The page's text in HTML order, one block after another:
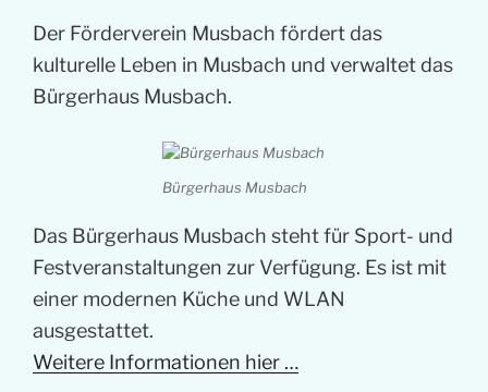
Der Förderverein Musbach fördert das
kulturelle Leben in Musbach und verwaltet das
Bürgerhaus Musbach.
Bürgerhaus Musbach
Das Bürgerhaus Musbach steht für Sport- und
Festveranstaltungen zur Verfügung. Es ist mit
einer modernen Küche und WLAN
ausgestattet.
Weitere Informationen hier …